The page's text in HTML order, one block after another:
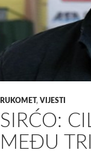
RUKOMET, VIJESTI
SIRĆO:
MEĐU